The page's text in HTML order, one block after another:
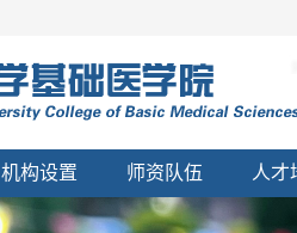
机构设置 师资队伍 人才